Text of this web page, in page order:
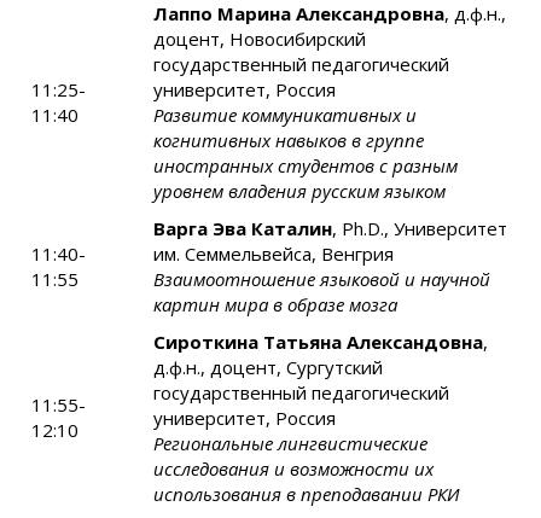
11:25-
11:40
Лаппо Марина Александровна, д.ф.н.,
доцент, Новосибирский
государственный педагогический
университет, Россия
Развитие коммуникативных и
когнитивных навыков в группе
иностранных студентов с разным
уровнем владения русским языком
11:40-
11:55
Варга Эва Каталин, Ph.D., Университет
им. Семмельвейса, Венгрия
Взаимоотношение языковой и научной
картин мира в образе мозга
11:55-
12:10
Сироткина Татьяна Александовна,
д.ф.н., доцент, Сургутский
государственный педагогический
университет, Россия
Региональные лингвистические
исследования и возможности их
использования в преподавании РКИ